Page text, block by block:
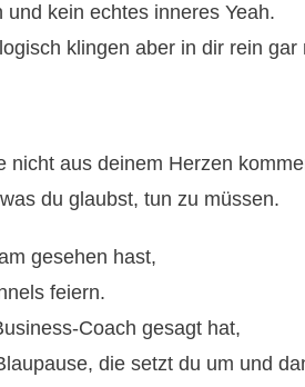
und kein echtes inneres Yeah.
klingen aber in dir rein
nicht aus deinem Herzen
du glaubst, tun zu müssen.
gesehen hast,
feiern.
Coach gesagt hat,
die setzt du um und